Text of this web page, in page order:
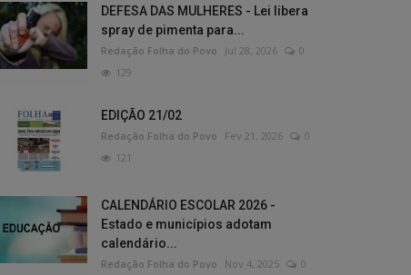
DEFESA DAS MULHERES - Lei libera
spray de pimenta para...
Redação Folha do Povo Jul 28, 2026
0
129
EDIÇÃO 21/02
Redação Folha do Povo Fev 21, 2026
0
121
CALENDÁRIO ESCOLAR 2026 -
Estado e municípios adotam
calendário...
Redação Folha do Povo Nov 4, 2025
0